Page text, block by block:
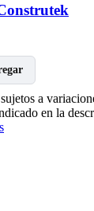
a
en la